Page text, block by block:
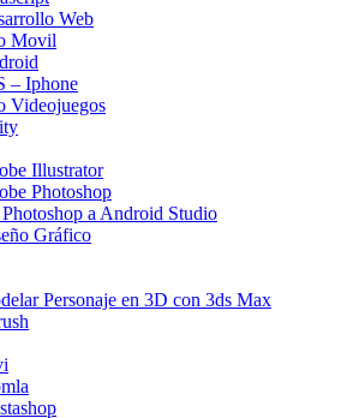
Web
Movil
– Iphone
Videojuegos
Illustrator
Photoshop
a Android Studio
Gráfico
Personaje en 3D con 3ds Max